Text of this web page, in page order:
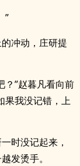
”
冲动，庄研提
？”赵暮凡看向前
果我没记错，上
时没记起来，
发烫手。